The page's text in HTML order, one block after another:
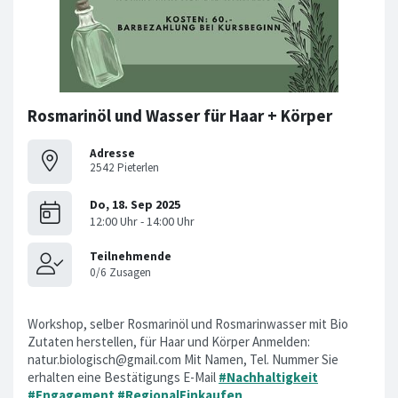
Rosmarinöl und Wasser für Haar + Körper
Adresse
2542 Pieterlen
Workshop, selber Rosmarinöl und Rosmarinwasser mit Bio
Zutaten herstellen, für Haar und Körper Anmelden:
natur.biologisch@gmail.com Mit Namen, Tel. Nummer Sie
erhalten eine Bestätigungs E-Mail #Nachhaltigkeit